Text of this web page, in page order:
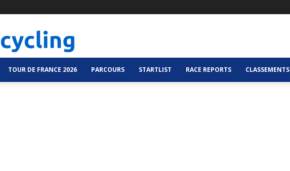
TOUR DE FRANCE 2026 PARCOURS STARTLIST RACE REPORTS CLASSEMENTS